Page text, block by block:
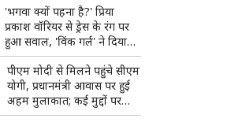
'भगवा क्यों पहना है?' प्रिया
प्रकाश वॉरियर से ड्रेस के रंग पर
हुआ सवाल, 'विंक गर्ल' ने दिया
शांत लेकिन करारा जवाब
पीएम मोदी से मिलने पहुंचे सीएम
योगी, प्रधानमंत्री आवास पर हुई
अहम मुलाकात; कई मुद्दों पर
चर्चा की उम्मीद